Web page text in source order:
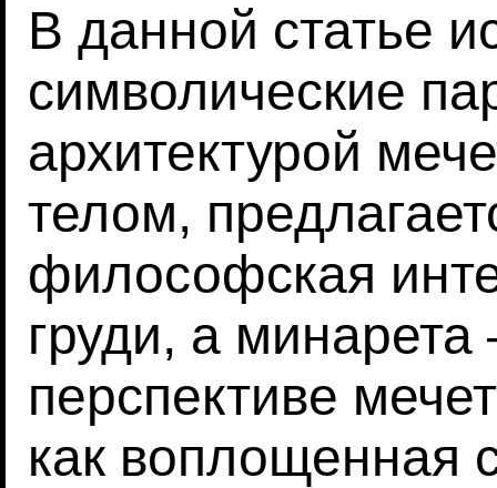
В данной статье
символические
архитектурой
телом,
философская
груди, а
перспективе
как воплощенная